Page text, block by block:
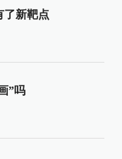
了新靶点
”吗